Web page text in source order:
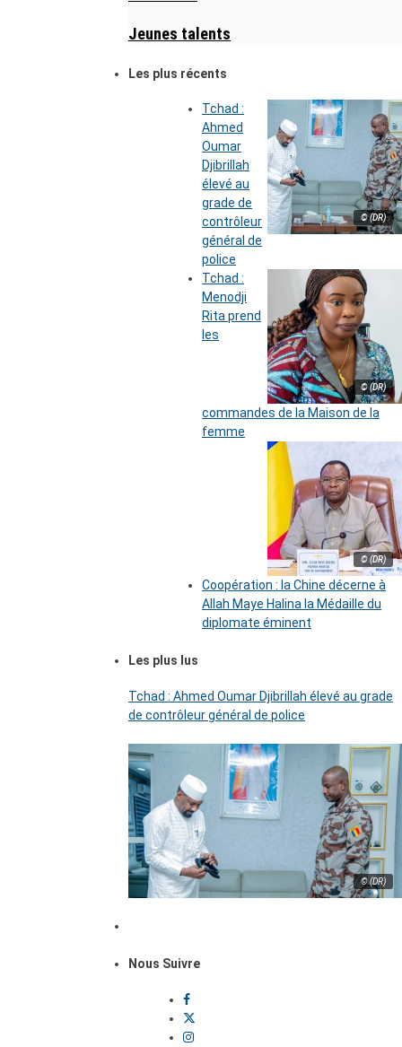
Jeunes talents
Les plus récents
© (DR)
Tchad :
Ahmed
Oumar
Djibrillah
élevé au
grade de
contrôleur
général de
police
© (DR)
Tchad :
Menodji
Rita prend
les
commandes de la Maison de la
femme
© (DR)
Coopération : la Chine décerne à
Allah Maye Halina la Médaille du
diplomate éminent
Les plus lus
Tchad : Ahmed Oumar Djibrillah élevé au grade
de contrôleur général de police
© (DR)
Nous Suivre